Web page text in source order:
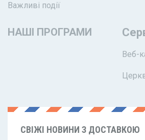
Важливі події
НАШІ ПРОГРАМИ
Веб-
СВІЖІ НОВИНИ З ДОСТАВКОЮ